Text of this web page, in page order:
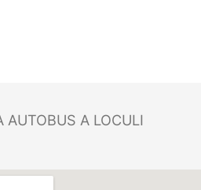
AUTOBUS A LOCULI